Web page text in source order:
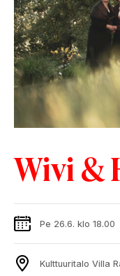
Wivi &
Pe 26.6. klo 18.00
Kulttuuritalo Villa